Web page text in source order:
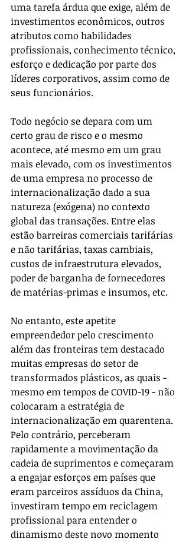
uma tarefa árdua que exige, além de
investimentos econômicos, outros
atributos como habilidades
profissionais, conhecimento técnico,
esforço e dedicação por parte dos
líderes corporativos, assim como de
seus funcionários.
Todo negócio se depara com um
certo grau de risco e o mesmo
acontece, até mesmo em um grau
mais elevado, com os investimentos
de uma empresa no processo de
internacionalização dado a sua
natureza (exógena) no contexto
global das transações. Entre elas
estão barreiras comerciais tarifárias
e não tarifárias, taxas cambiais,
custos de infraestrutura elevados,
poder de barganha de fornecedores
de matérias-primas e insumos, etc.
No entanto, este apetite
empreendedor pelo crescimento
além das fronteiras tem destacado
muitas empresas do setor de
transformados plásticos, as quais -
mesmo em tempos de COVID-19 - não
colocaram a estratégia de
internacionalização em quarentena.
Pelo contrário, perceberam
rapidamente a movimentação da
cadeia de suprimentos e começaram
a engajar esforços em países que
eram parceiros assíduos da China,
investiram tempo em reciclagem
profissional para entender o
dinamismo deste novo momento